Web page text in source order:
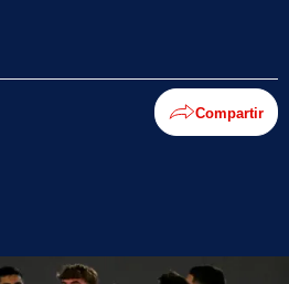
Compartir